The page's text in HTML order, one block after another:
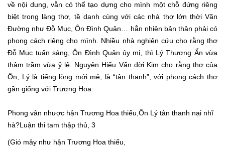
về nội dung, vẫn có thể tạo dựng cho mình một chỗ đứng riêng
biệt trong làng thơ, tề danh cùng với các nhà thơ lớn thời Vãn
Đường như Đỗ Mục, Ôn Đình Quân… hẳn nhiên bản thân phải có
phong cách riêng cho mình. Nhiều nhà nghiên cứu cho rằng thơ
Đỗ Mục tuấn sảng, Ôn Đình Quân ủy mị, thì Lý Thương Ẩn vừa
thâm trầm vừa ỷ lệ. Nguyên Hiếu Vấn đời Kim cho rằng thơ của
Ôn, Lý là tiếng lòng mới mẻ, là “tân thanh”, với phong cách thơ
gần giống với Trương Hoa:
Phong vân nhược hận Trương Hoa thiểu,Ôn Lý tân thanh nại nhĩ
hà?Luận thi tam thập thủ, 3
(Gió mây như hận Trương Hoa thiếu,